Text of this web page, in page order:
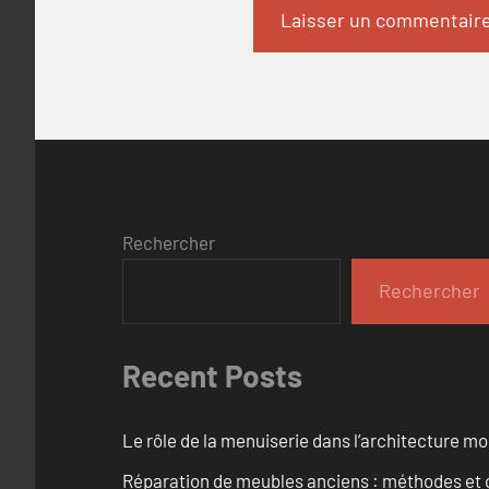
Rechercher
Rechercher
Recent Posts
Le rôle de la menuiserie dans l’architecture
Réparation de meubles anciens : méthodes et